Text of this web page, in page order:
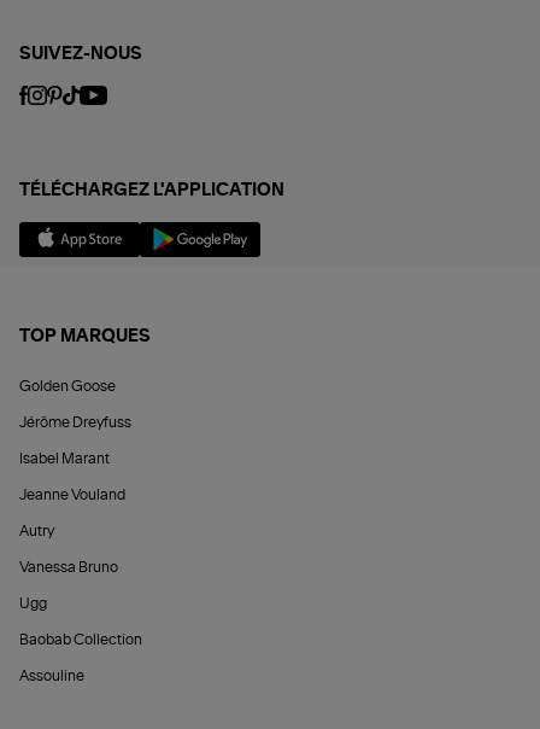
SUIVEZ-NOUS
TÉLÉCHARGEZ L'APPLICATION
TOP MARQUES
Golden Goose
Jérôme Dreyfuss
Isabel Marant
Jeanne Vouland
Autry
Vanessa Bruno
Ugg
Baobab Collection
Assouline